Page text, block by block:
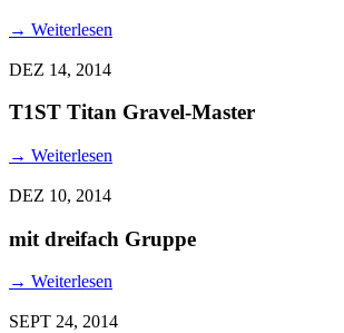
→ Weiterlesen
DEZ 14, 2014
T1ST Titan Gravel-Master
→ Weiterlesen
DEZ 10, 2014
mit dreifach Gruppe
→ Weiterlesen
SEPT 24, 2014